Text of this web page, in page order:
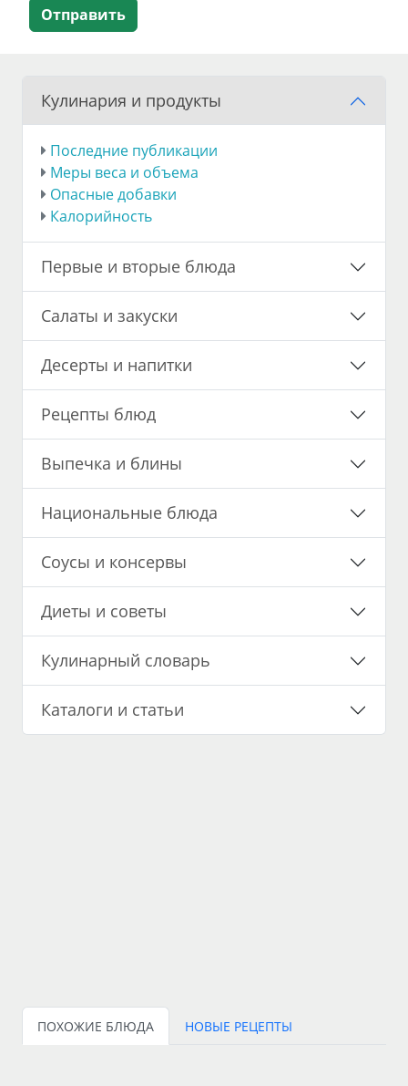
Отправить
Кулинария и продукты
Последние публикации
Меры веса и объема
Опасные добавки
Калорийность
Первые и вторые блюда
Салаты и закуски
Десерты и напитки
Рецепты блюд
Выпечка и блины
Национальные блюда
Соусы и консервы
Диеты и советы
Кулинарный словарь
Каталоги и статьи
ПОХОЖИЕ БЛЮДА НОВЫЕ РЕЦЕПТЫ